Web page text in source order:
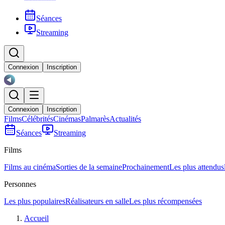
Séances
Streaming
Connexion Inscription
Connexion Inscription
FilmsCélébritésCinémasPalmarèsActualités
Séances
Streaming
Films
Films au cinémaSorties de la semaineProchainementLes plus attendus
Personnes
Les plus populairesRéalisateurs en salleLes plus récompensées
Accueil